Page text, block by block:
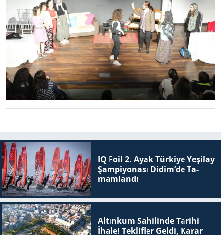
IQ Foil 2. Ayak Tür­ki­ye Ye­şi­lay
Şam­pi­yo­na­sı Didim’de Ta­
mam­lan­dı
Altınkum Sahilinde Tarihi
İhale! Teklifler Geldi, Karar